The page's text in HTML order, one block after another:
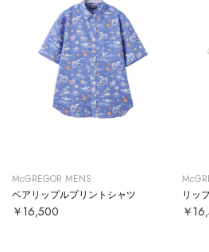
McGREGOR MENS
ベアリップルプリントシャツ
￥16,500
リッ
￥